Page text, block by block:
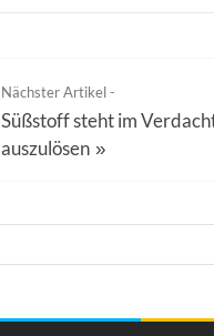
Nächster Artikel -
Süßstoff steht im
auszulösen »